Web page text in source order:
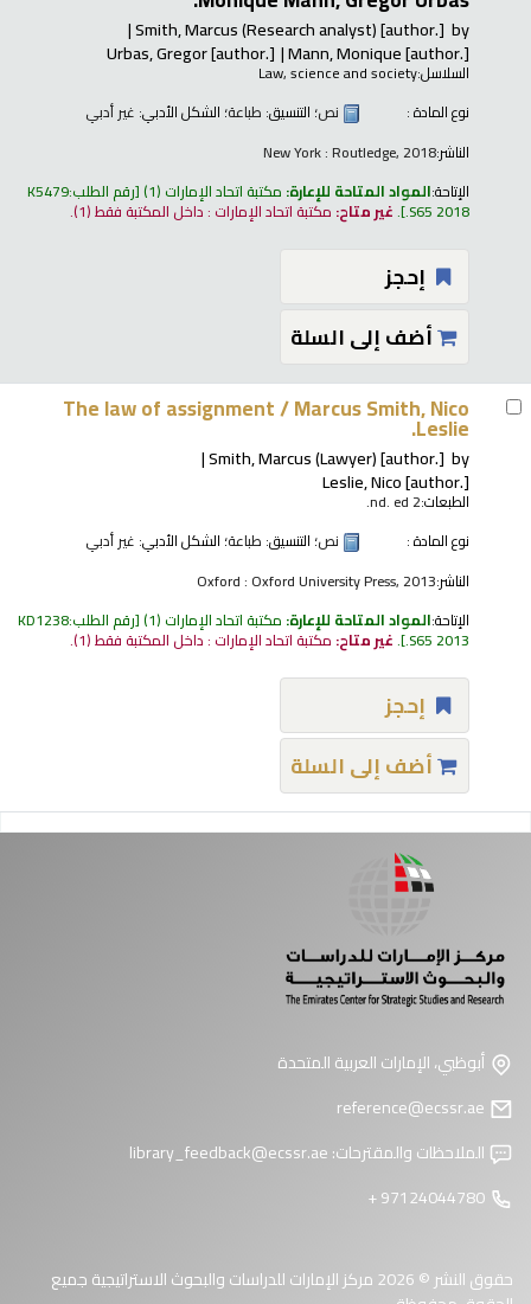
by
Smith, Marcus (Research analyst)[author.]
Mann, Monique[author.]
Urbas, Gregor[author.]
السلاسل:Law, science and society
نوع المادة :
نص؛ التنسيق: طباعة؛ الشكل الأدبي: غير أدبي
الناشر:New York : Routledge, 2018
الإتاحة:المواد المتاحة للإعارة: مكتبة اتحاد الإمارات (1) رقم الطلب:K5479
.S65 2018
.غير متاح: مكتبة اتحاد الإمارات : داخل المكتبة فقط(1).
إحجز
أضف إلى السلة
The law of assignment /Marcus Smith, Nico
Leslie.
by
Smith, Marcus (Lawyer)[author.]
Leslie, Nico[author.]
الطبعات:2 nd. ed.
نوع المادة :
نص؛ التنسيق: طباعة؛ الشكل الأدبي: غير أدبي
الناشر:Oxford : Oxford University Press, 2013
الإتاحة:المواد المتاحة للإعارة: مكتبة اتحاد الإمارات (1) رقم الطلب:KD1238
.S65 2013
.غير متاح: مكتبة اتحاد الإمارات : داخل المكتبة فقط(1).
إحجز
أضف إلى السلة
أبوظبي، الإمارات العربية المتحدة
الملاحظات والمقترحات:library_feedback@ecssr.ae
حقوق النشر © 2026 مركز الإمارات للدراسات والبحوث الاستراتيجية جميع